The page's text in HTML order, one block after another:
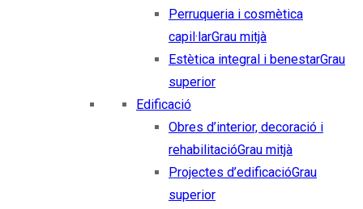
Perruqueria i cosmètica
capil·larGrau mitjà
Estètica integral i benestarGrau
superior
Edificació
Obres d’interior, decoració i
rehabilitacióGrau mitjà
Projectes d’edificacióGrau
superior